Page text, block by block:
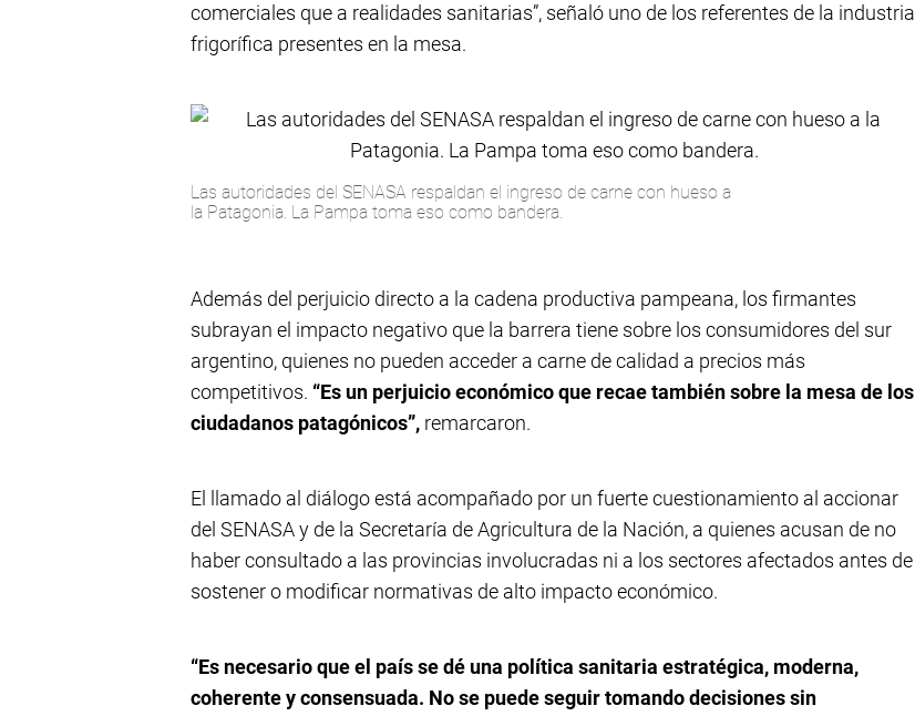
comerciales que a realidades sanitarias”, señaló uno de los referentes de la industria
frigorífica presentes en la mesa.
Las autoridades del SENASA respaldan el ingreso de carne con hueso a
la Patagonia. La Pampa toma eso como bandera.
Además del perjuicio directo a la cadena productiva pampeana, los firmantes
subrayan el impacto negativo que la barrera tiene sobre los consumidores del sur
argentino, quienes no pueden acceder a carne de calidad a precios más
competitivos. “Es un perjuicio económico que recae también sobre la mesa de los
ciudadanos patagónicos”, remarcaron.
El llamado al diálogo está acompañado por un fuerte cuestionamiento al accionar
del SENASA y de la Secretaría de Agricultura de la Nación, a quienes acusan de no
haber consultado a las provincias involucradas ni a los sectores afectados antes de
sostener o modificar normativas de alto impacto económico.
“Es necesario que el país se dé una política sanitaria estratégica, moderna,
coherente y consensuada. No se puede seguir tomando decisiones sin